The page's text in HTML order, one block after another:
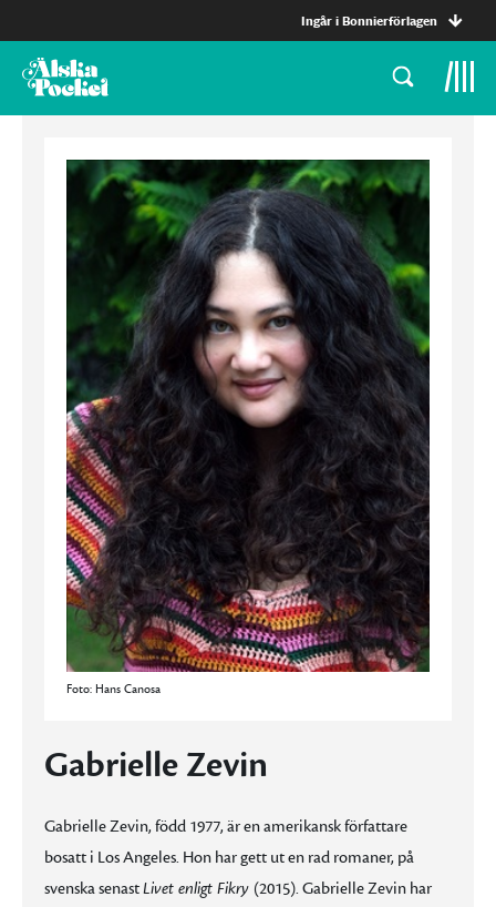
Ingår i Bonnierförlagen
Foto: Hans Canosa
Gabrielle Zevin
Gabrielle Zevin, född 1977, är en amerikansk författare
bosatt i Los Angeles. Hon har gett ut en rad romaner, på
svenska senastLivet enligt Fikry (2015). Gabrielle Zevin har